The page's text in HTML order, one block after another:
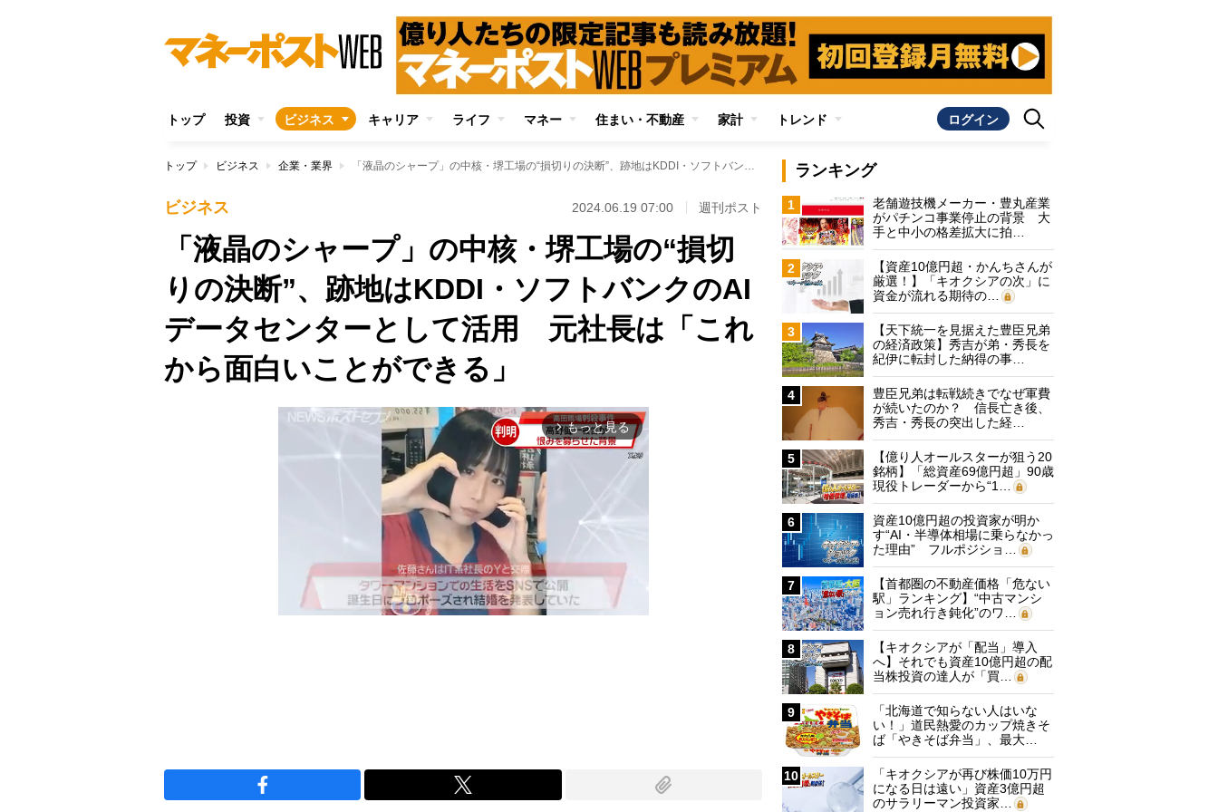
トップ 投資 ビジネス キャリア ライフ マネー 住まい・不動産 家計 トレンド ログイン
トップ ビジネス 企業・業界 「液晶のシャープ」の中核・堺工場の“損切りの決断”、跡地はKDDI・ソフトバンクのAIデータセンターとして活用 元社長は「これから面白いことができる」
ビジネス 2024.06.19 07:00 週刊ポスト
「液晶のシャープ」の中核・堺工場の“損切
りの決断”、跡地はKDDI・ソフトバンクのAI
データセンターとして活用 元社長は「これ
から面白いことができる」
arrow_forward_ios もっと見る
ランキング
1
老舗遊技機メーカー・豊丸産業
がパチンコ事業停止の背景 大
手と中小の格差拡大に拍…
2
【資産10億円超・かんちさんが
厳選！】「キオクシアの次」に
資金が流れる期待の…
3
【天下統一を見据えた豊臣兄弟
の経済政策】秀吉が弟・秀長を
紀伊に転封した納得の事…
4
豊臣兄弟は転戦続きでなぜ軍費
が続いたのか？ 信長亡き後、
秀吉・秀長の突出した経…
5
【億り人オールスターが狙う20
銘柄】「総資産69億円超」90歳
現役トレーダーから“1…
6
資産10億円超の投資家が明か
す“AI・半導体相場に乗らなかっ
た理由” フルポジショ…
7
【首都圏の不動産価格「危ない
駅」ランキング】“中古マンシ
ョン売れ行き鈍化”のワ…
8
【キオクシアが「配当」導入
へ】それでも資産10億円超の配
当株投資の達人が「買…
9
「北海道で知らない人はいな
い！」道民熱愛のカップ焼きそ
ば「やきそば弁当」、最大…
10
「キオクシアが再び株価10万円
になる日は遠い」資産3億円超
のサラリーマン投資家…